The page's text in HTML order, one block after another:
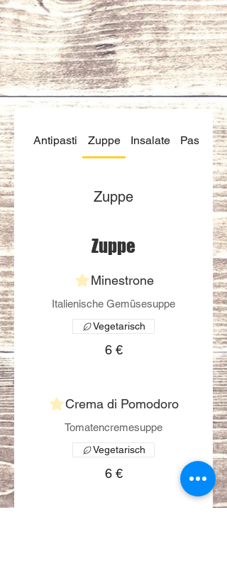
Antipasti Zuppe Insalate Pasta
Zuppe
Zuppe
Minestrone
Italienische Gemüsesuppe
6 €
Vegetarisch
Crema di Pomodoro
Tomatencremesuppe
6 €
Vegetarisch